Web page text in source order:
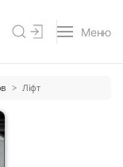
Меню
Ліфт